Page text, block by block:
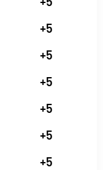
+5
+5
+5
+5
+5
+5